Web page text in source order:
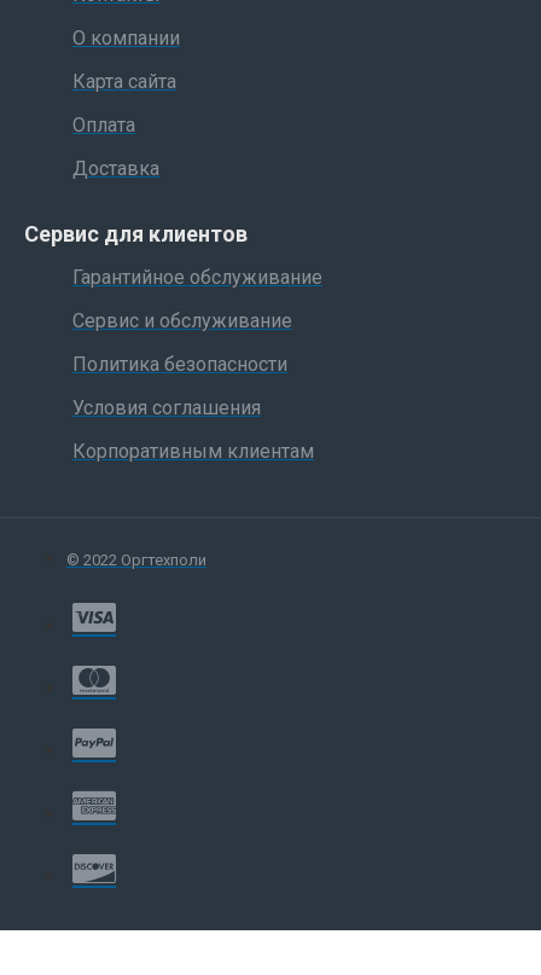
О компании
Карта сайта
Оплата
Доставка
Сервис для клиентов
Гарантийное обслуживание
Сервис и обслуживание
Политика безопасности
Условия соглашения
Корпоративным клиентам
© 2022 Оргтехполи